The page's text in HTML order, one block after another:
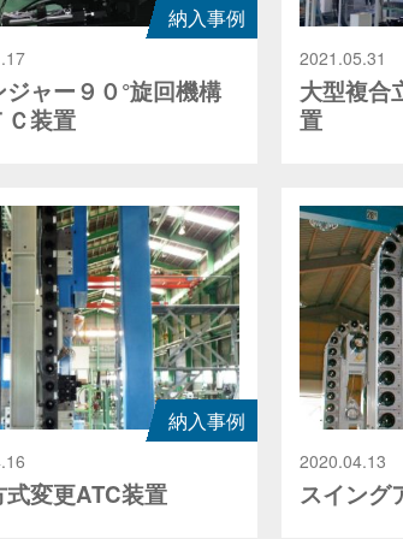
納入事例
ャー９０°旋回機構
Ｃ装置
2021.05.31
大型複合
置
納入事例
式変更ATC装置
2020.04.13
スイング